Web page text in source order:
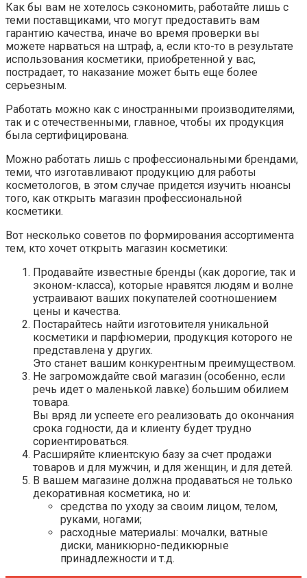
Как бы вам не хотелось сэкономить, работайте лишь с
теми поставщиками, что могут предоставить вам
гарантию качества, иначе во время проверки вы
можете нарваться на штраф, а, если кто-то в результате
использования косметики, приобретенной у вас,
пострадает, то наказание может быть еще более
серьезным.
Работать можно как с иностранными производителями,
так и с отечественными, главное, чтобы их продукция
была сертифицирована.
Можно работать лишь с профессиональными брендами,
теми, что изготавливают продукцию для работы
косметологов, в этом случае придется изучить нюансы
того, как открыть магазин профессиональной
косметики.
Вот несколько советов по формирования ассортимента
тем, кто хочет открыть магазин косметики:
Продавайте известные бренды (как дорогие, так и
эконом-класса), которые нравятся людям и волне
устраивают ваших покупателей соотношением
цены и качества.
Постарайтесь найти изготовителя уникальной
косметики и парфюмерии, продукция которого не
представлена у других.
Это станет вашим конкурентным преимуществом.
Не загромождайте свой магазин (особенно, если
речь идет о маленькой лавке) большим обилием
товара.
Вы вряд ли успеете его реализовать до окончания
срока годности, да и клиенту будет трудно
сориентироваться.
Расширяйте клиентскую базу за счет продажи
товаров и для мужчин, и для женщин, и для детей.
В вашем магазине должна продаваться не только
декоративная косметика, но и:
средства по уходу за своим лицом, телом,
руками, ногами;
расходные материалы: мочалки, ватные
диски, маникюрно-педикюрные
принадлежности и т.д.